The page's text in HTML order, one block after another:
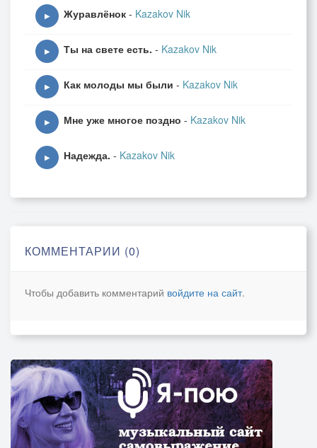
▶ Журавлёнок - Kazakov Nik
▶ Ты на свете есть. - Kazakov Nik
▶ Как молоды мы были - Kazakov Nik
▶ Мне уже многое поздно - Kazakov Nik
▶ Надежда. - Kazakov Nik
КОММЕНТАРИИ (0)
Чтобы добавить комментарий войдите на сайт.